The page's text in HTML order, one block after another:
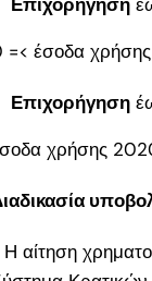
στην Ελλάδα»
ΜμΕ
=< έσοδα
Επιχορήγηση
χρήσης
Η αίτηση